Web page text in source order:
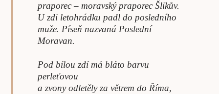
praporec – moravský praporec Šlikův.
U zdi letohrádku padl do posledního
muže. Píseň nazvaná Poslední
Moravan.
Pod bílou zdí má bláto barvu
perleťovou
a zvony odletěly za větrem do Říma,